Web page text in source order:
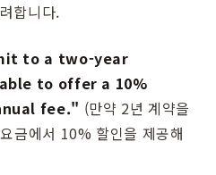
합니다.
to a two-year
to offer a 10%
fee." (만약 2년 계약을
금에서 10% 할인을 제공해